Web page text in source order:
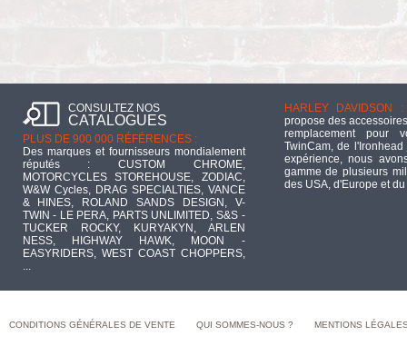
CONSULTEZ NOS
CATALOGUES
PLUS DE 900 000 RÉFÉRENCES :
Des marques et fournisseurs mondialement
réputés : CUSTOM CHROME,
MOTORCYCLES STOREHOUSE, ZODIAC,
W&W Cycles, DRAG SPECIALTIES, VANCE
& HINES, ROLAND SANDS DESIGN, V-
TWIN - LE PERA, PARTS UNLIMITED, S&S -
TUCKER ROCKY, KURYAKYN, ARLEN
NESS, HIGHWAY HAWK, MOON -
EASYRIDERS, WEST COAST CHOPPERS,
HARLEY DAVIDSON :
propose des
remplacement pour
TwinCam, de
expérience, nous
gamme de plusieurs
des USA, d'Europe et
CONDITIONS GÉNÉRALES DE VENTE QUI SOMMES-NOUS ? MENTIONS